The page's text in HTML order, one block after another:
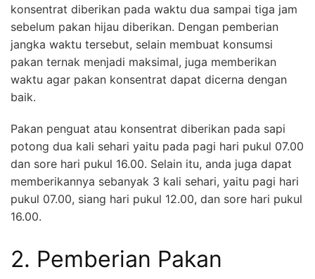
konsentrat diberikan pada waktu dua sampai tiga jam
sebelum pakan hijau diberikan. Dengan pemberian
jangka waktu tersebut, selain membuat konsumsi
pakan ternak menjadi maksimal, juga memberikan
waktu agar pakan konsentrat dapat dicerna dengan
baik.
Pakan penguat atau konsentrat diberikan pada sapi
potong dua kali sehari yaitu pada pagi hari pukul 07.00
dan sore hari pukul 16.00. Selain itu, anda juga dapat
memberikannya sebanyak 3 kali sehari, yaitu pagi hari
pukul 07.00, siang hari pukul 12.00, dan sore hari pukul
16.00.
2. Pemberian Pakan